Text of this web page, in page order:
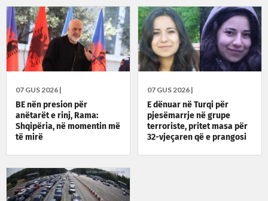
07 GUS 2026 |
BE nën presion për
anëtarët e rinj, Rama:
Shqipëria, në momentin më
të mirë
07 GUS 2026 |
E dënuar në Turqi për
pjesëmarrje në grupe
terroriste, pritet masa për
32-vjeçaren që e prangosi